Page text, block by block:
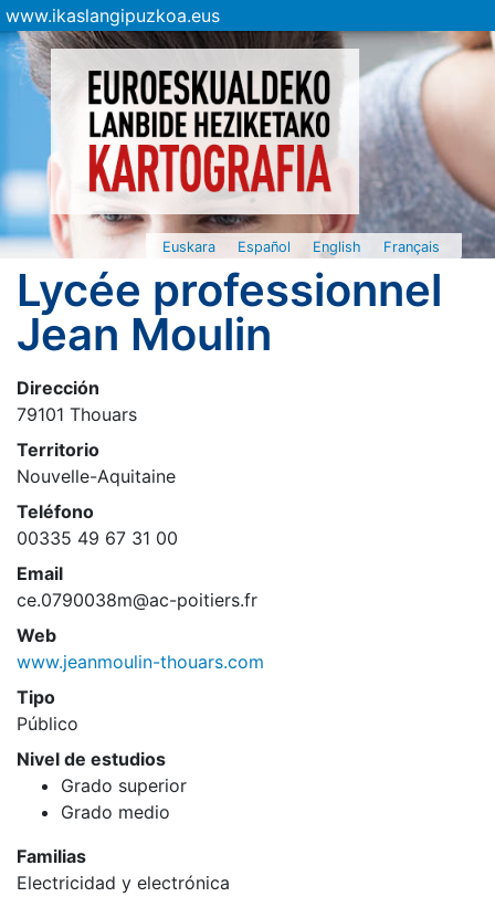
www.ikaslangipuzkoa.eus
Euskara Español English Français
Lycée professionnel
Jean Moulin
Dirección
79101 Thouars
Territorio
Nouvelle-Aquitaine
Teléfono
00335 49 67 31 00
Email
ce.0790038m@ac-poitiers.fr
Web
www.jeanmoulin-thouars.com
Tipo
Público
Nivel de estudios
Grado superior
Grado medio
Familias
Electricidad y electrónica